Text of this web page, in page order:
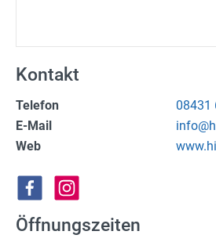
Kontakt
Telefon
08431
E-Mail
Web
Öffnungszeiten
Leserfoto-Aktion
Kontaktseite
Premium Kunde werden
Datenschutzerklärung